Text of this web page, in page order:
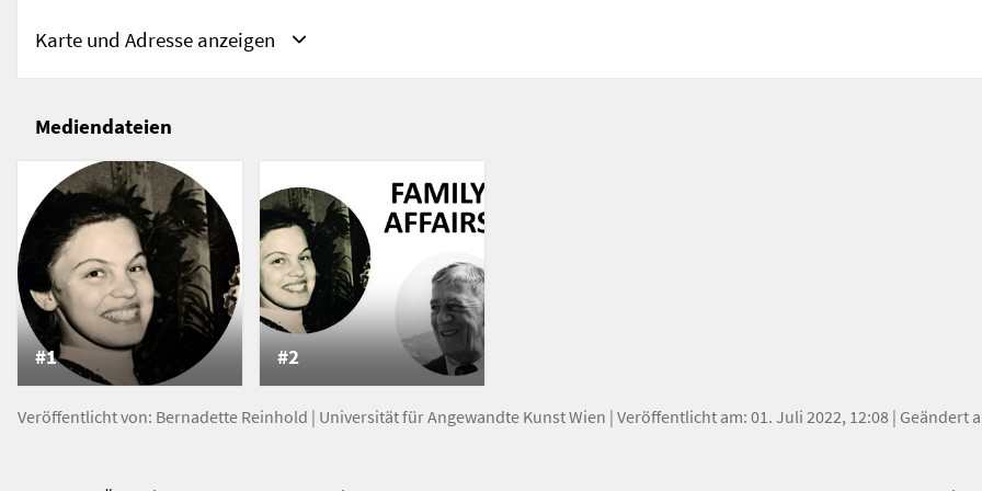
Adresse
Pöchlarn, NO, Österreich
Pöchlarn
Österreich
Karte und Adresse anzeigen
Mediendateien
#1 #2
Veröffentlicht von: Bernadette Reinhold | Universität für Angewandte Kunst Wien | Veröffentlicht am: 01. Juli 2022, 12:08 | Geändert